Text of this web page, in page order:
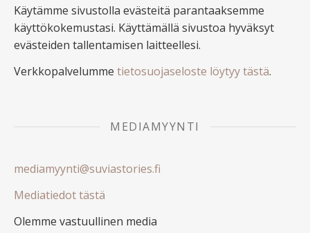
Käytämme sivustolla evästeitä parantaaksemme
käyttökokemustasi. Käyttämällä sivustoa hyväksyt
evästeiden tallentamisen laitteellesi.
Verkkopalvelumme tietosuojaseloste löytyy tästä.
MEDIAMYYNTI
mediamyynti@suviastories.fi
Mediatiedot tästä
Olemme vastuullinen media